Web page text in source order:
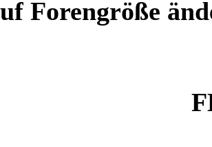
Forengröße